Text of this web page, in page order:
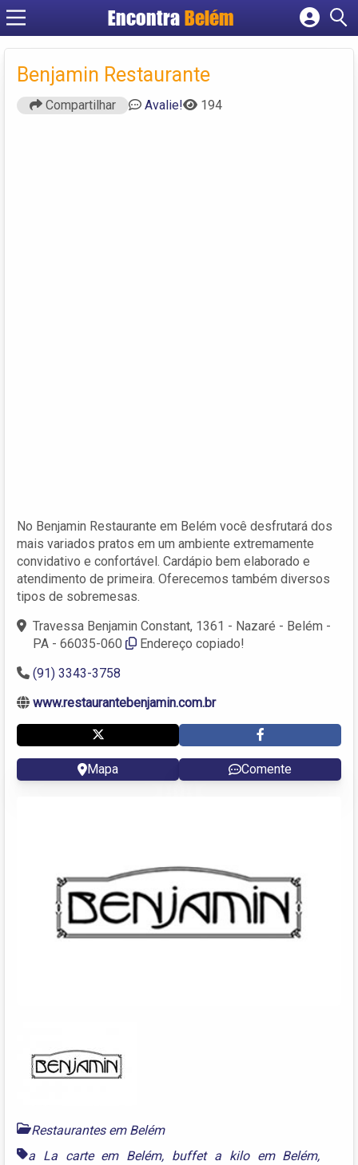
EncontraBelém
Cadastrar empresa
Criar conta
Benjamin Restaurante
Compartilhar Avalie! 194
No Benjamin Restaurante em Belém você desfrutará dos
mais variados pratos em um ambiente extremamente
convidativo e confortável. Cardápio bem elaborado e
atendimento de primeira. Oferecemos também diversos
tipos de sobremesas.
Travessa Benjamin Constant, 1361 - Nazaré - Belém -
PA - 66035-060
Endereço copiado!
(91) 3343-3758
www.restaurantebenjamin.com.br
Mapa Comente
Restaurantes em Belém
a La carte em Belém, buffet a kilo em Belém,